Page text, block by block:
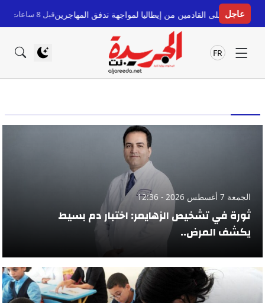
عاجل
من إيطاليا لمواجهة تدفق المهاجرينقبل 8 ساعات أزمة سبتة تتصدر
FR
الجمعة 7 أغسطس 2026 - 12:36
ثورة في تشخيص الزهايمر: اختبار دم بسيط
يكشف المرض..